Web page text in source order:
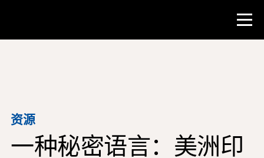
教师资源
课堂工具
资源
一种秘密语言：美洲印